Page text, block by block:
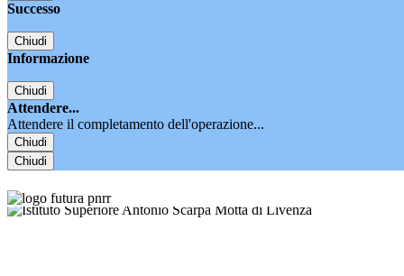
Successo
Chiudi
Informazione
Chiudi
Attendere...
Attendere il completamento dell'operazione...
Chiudi
Chiudi